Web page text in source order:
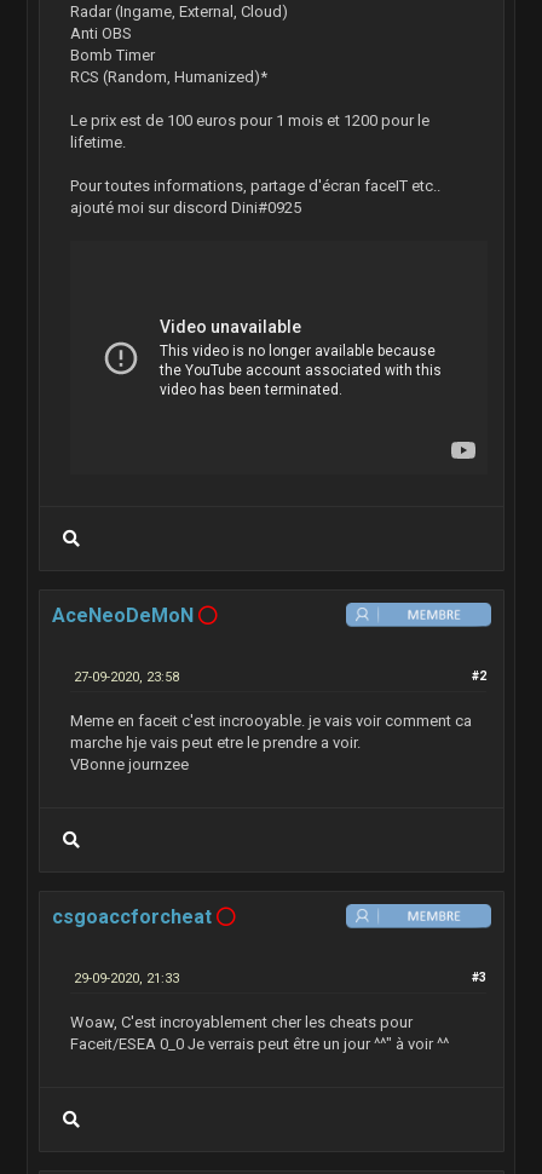
Radar (Ingame, External, Cloud)
Anti OBS
Bomb Timer
RCS (Random, Humanized)*
Le prix est de 100 euros pour 1 mois et 1200 pour le
lifetime.
Pour toutes informations, partage d'écran faceIT etc..
ajouté moi sur discord Dini#0925
AceNeoDeMoN
#2
27-09-2020, 23:58
Meme en faceit c'est incrooyable. je vais voir comment ca
marche hje vais peut etre le prendre a voir.
VBonne journzee
csgoaccforcheat
#3
29-09-2020, 21:33
Woaw, C'est incroyablement cher les cheats pour
Faceit/ESEA 0_0 Je verrais peut être un jour ^^" à voir ^^